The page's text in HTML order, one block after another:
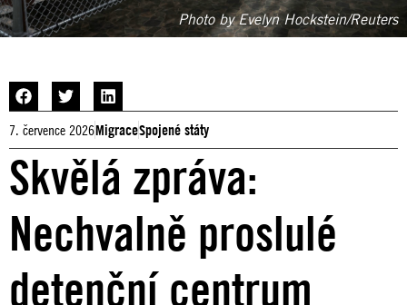
Photo by Evelyn Hockstein/Reuters
7. července 2026MigraceSpojené státy
Skvělá zpráva:
Nechvalně proslulé
detenční centrum